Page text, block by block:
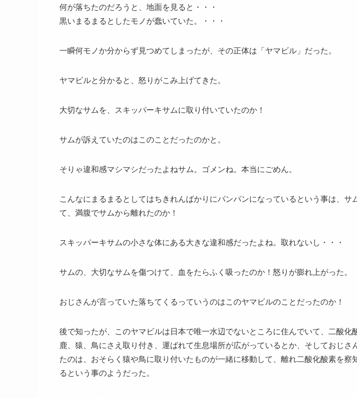
何が落ちたのだろうと、地面を見ると・・・
黒いまるまるとしたモノが蠢いていた。・・・
一瞬何モノか分からず見つめてしまったが、その正体は「ヤマビル」だった。
ヤマビルと分かると、怒りがこみ上げてきた。
大切なサムを、スキッパーキサムに取り付いていたのか！
サムが訴えていたのはこのことだったのかと。
そりゃ違和感マシマシだったよねサム。ゴメンね。本当にごめん。
こんなにまるまるとしてはちきれんばかりにパンパンになっているという事は、サ
て、満腹でサムから離れたのか！
スキッパーキサムの小さな体にある大きな違和感だったよね。取れないし・・・
サムの、大切なサムを傷つけて、血をたらふく吸ったのか！怒りが膨れ上がった。
おじさんが言っていた落ちてくるっていうのはこのヤマビルのことだったのか！
後で知ったが、このヤマビルは日本で唯一水辺でないところに住んでいて、二酸化
鹿、猿、鳥にさえ取り付き、運ばれて生息場所が広がっているとか、そしておじさ
たのは、おそらく猿や鳥に取り付いたものが一緒に移動して、離れ二酸化酸素を察
るという事のようだった。